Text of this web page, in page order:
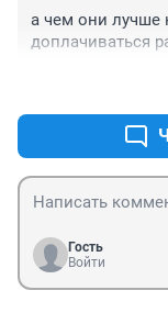
Такова
а чем они лучше
доплачиваться
Гость
Войти